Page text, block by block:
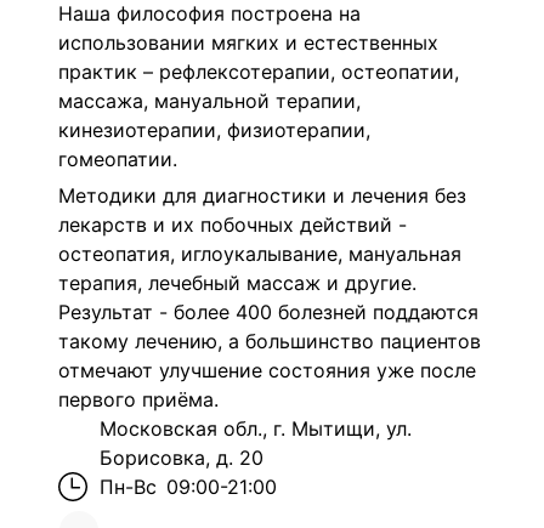
Наша философия построена на
использовании мягких и естественных
практик – рефлексотерапии, остеопатии,
массажа, мануальной терапии,
кинезиотерапии, физиотерапии,
гомеопатии.
Методики для диагностики и лечения без
лекарств и их побочных действий -
остеопатия, иглоукалывание, мануальная
терапия, лечебный массаж и другие.
Результат - более 400 болезней поддаются
такому лечению, а большинство пациентов
отмечают улучшение состояния уже после
первого приёма.
Московская обл., г. Мытищи, ул.
Борисовка, д. 20
Пн-Вс 09:00-21:00